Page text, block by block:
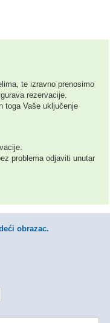
te izravno prenosimo
rezervacije.
toga Vaše uključenje
problema odjaviti unutar
obrazac.